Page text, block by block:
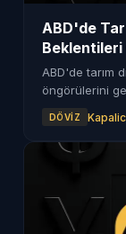
ABD'de
Beklentileri
ABD'de tarım
öngörülerini
DÖVIZ